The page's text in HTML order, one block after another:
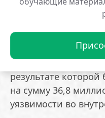
счетов в рамках
Отметим, что в
крупнейшая
Upbit стала
результате
на сумму 36,8
уязвимости во